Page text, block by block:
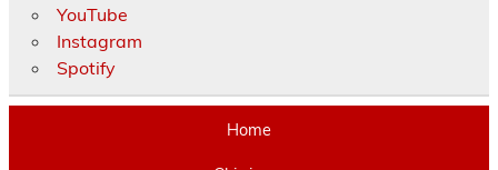
YouTube
Instagram
Spotify
Home